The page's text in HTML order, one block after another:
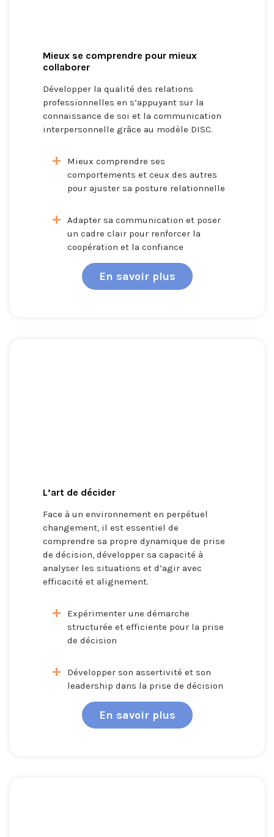
Mieux se comprendre pour mieux
collaborer
Développer la qualité des relations
professionnelles en s’appuyant sur la
connaissance de soi et la communication
interpersonnelle grâce au modèle DISC.
Mieux comprendre ses
comportements et ceux des autres
pour ajuster sa posture relationnelle
Adapter sa communication et poser
un cadre clair pour renforcer la
coopération et la confiance
En savoir plus
L’art de décider
Face à un environnement en perpétuel
changement, il est essentiel de
comprendre sa propre dynamique de prise
de décision, développer sa capacité à
analyser les situations et d’agir avec
efficacité et alignement.
Expérimenter une démarche
structurée et efficiente pour la prise
de décision
Développer son assertivité et son
leadership dans la prise de décision
En savoir plus